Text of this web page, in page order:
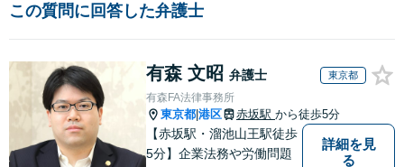
この質問に回答した弁護士
有森 文昭 弁護士 東京都
有森FA法律事務所
東京都 港区 赤坂駅 から徒歩5分
【赤坂駅・溜池山王駅徒歩
5分】企業法務や労働問題
詳細を見
る